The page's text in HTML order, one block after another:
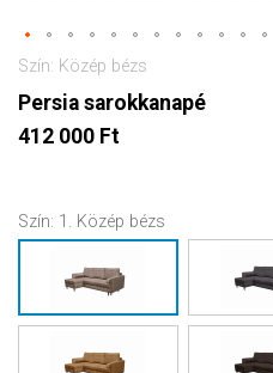
Szín: Közép bézs
Persia sarokkanapé
412 000 Ft
Szín: 1. Közép bézs